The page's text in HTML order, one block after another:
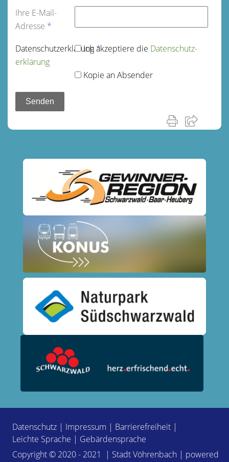
Ihre E-Mail-
Adresse *
Datenschutz­erklärung*
Ich akzeptiere die Datenschutz­
erklärung
Kopie an Absender
Datenschutz | Impressum | Barrierefreiheit |
Leichte Sprache | Gebärdensprache
Copyright © 2020 - 2021 | Stadt Vöhrenbach | powered